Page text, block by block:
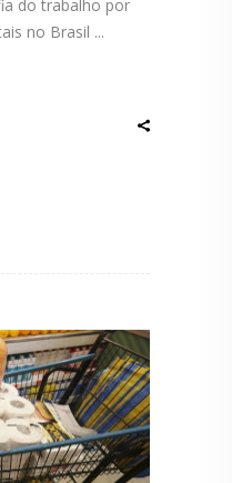
do trabalho por
no Brasil